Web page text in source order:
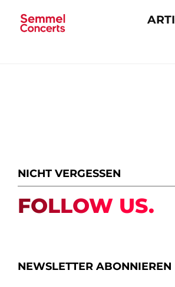
NICHT VERGESSEN
FOLLOW US.
NEWSLETTER ABONNIEREN